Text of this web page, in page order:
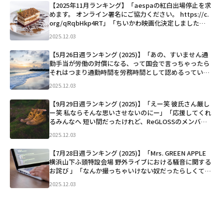
【2025年11月ランキング】「aespaの紅白出場停止を求
めます。 オンライン署名にご協力ください。 https://c.
org/qRqbHkp4RT」「ちいかわ映画化決定しました！
o...」など
2025.12.03
【5月26日週ランキング (2025)】「あの、すいません通
勤手当が労働の対償になる、って国会で言っちゃったら
それはつまり通勤時間を労務時間として認めるっていう
にダッシュしてこれ両乳丸出しにしたことある。ド田舎
だからヤ...」など
2025.12.03
【9月29日週ランキング (2025)】「えー笑 彼氏さん厳し
ー笑 私ならそんな思いさせないのにー」「応援してくれ
るみんなへ 短い間だったけれど、ReGLOSSのメンバー
2025.12.03
【7月28日週ランキング (2025)】「Mrs. GREEN APPLE
横浜山下ふ頭特設会場 野外ライブにおける騒音に関する
お詫び ⁡」「なんか撮っちゃいけない奴だったらしくて震
虫呼ばわりって… 酷すぎないか？こ...」など
2025.12.03